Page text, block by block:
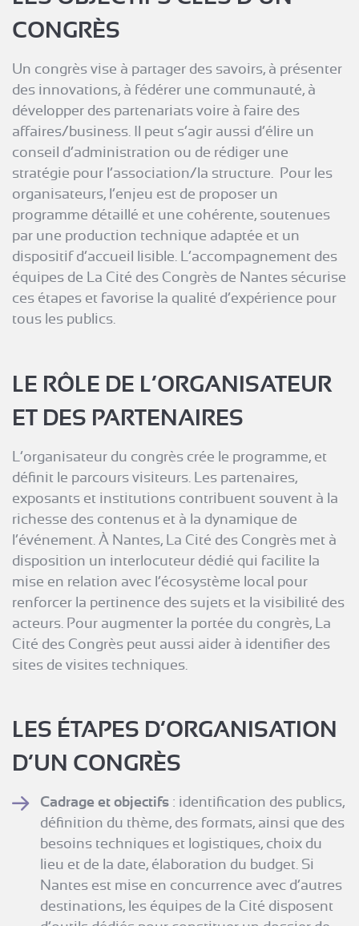
CONGRÈS
Un congrès vise à partager des savoirs, à présenter
des innovations, à fédérer une communauté, à
développer des partenariats voire à faire des
affaires/business. Il peut s’agir aussi d’élire un
conseil d’administration ou de rédiger une
stratégie pour l’association/la structure. Pour les
organisateurs, l’enjeu est de proposer un
programme détaillé et une cohérente, soutenues
par une production technique adaptée et un
dispositif d’accueil lisible. L’accompagnement des
équipes de La Cité des Congrès de Nantes sécurise
ces étapes et favorise la qualité d’expérience pour
tous les publics.
LE RÔLE DE L’ORGANISATEUR
ET DES PARTENAIRES
L’organisateur du congrès crée le programme, et
définit le parcours visiteurs. Les partenaires,
exposants et institutions contribuent souvent à la
richesse des contenus et à la dynamique de
l’événement. À Nantes, La Cité des Congrès met à
disposition un interlocuteur dédié qui facilite la
mise en relation avec l’écosystème local pour
renforcer la pertinence des sujets et la visibilité des
acteurs. Pour augmenter la portée du congrès, La
Cité des Congrès peut aussi aider à identifier des
sites de visites techniques.
LES ÉTAPES D’ORGANISATION
D’UN CONGRÈS
Cadrage et objectifs : identification des publics,
définition du thème, des formats, ainsi que des
besoins techniques et logistiques, choix du
lieu et de la date, élaboration du budget. Si
Nantes est mise en concurrence avec d’autres
destinations, les équipes de la Cité disposent